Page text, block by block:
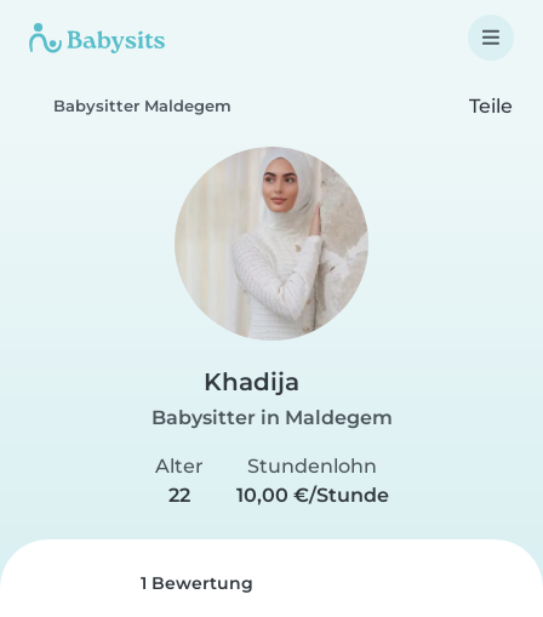
Babysitter Maldegem Teile
Khadija
Babysitter in Maldegem
Alter
22
Stundenlohn
10,00 €/Stunde
1 Bewertung